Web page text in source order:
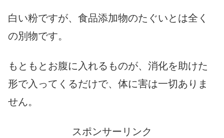
白い粉ですが、食品添加物のたぐいとは全く
の別物です。
もともとお腹に入れるものが、消化を助けた
形で入ってくるだけで、体に害は一切ありま
せん。
スポンサーリンク